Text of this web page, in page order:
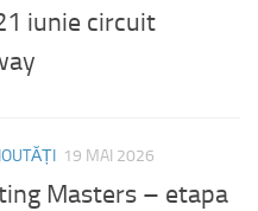
iunie circuit
19 MAI 2026
Masters – etapa